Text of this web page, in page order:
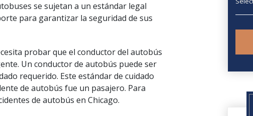
se sujetan a un estándar legal
para garantizar la seguridad de sus
probar que el conductor del autobús
Un conductor de autobús puede ser
requerido. Este estándar de cuidado
de autobús fue un pasajero. Para
de autobús en Chicago.